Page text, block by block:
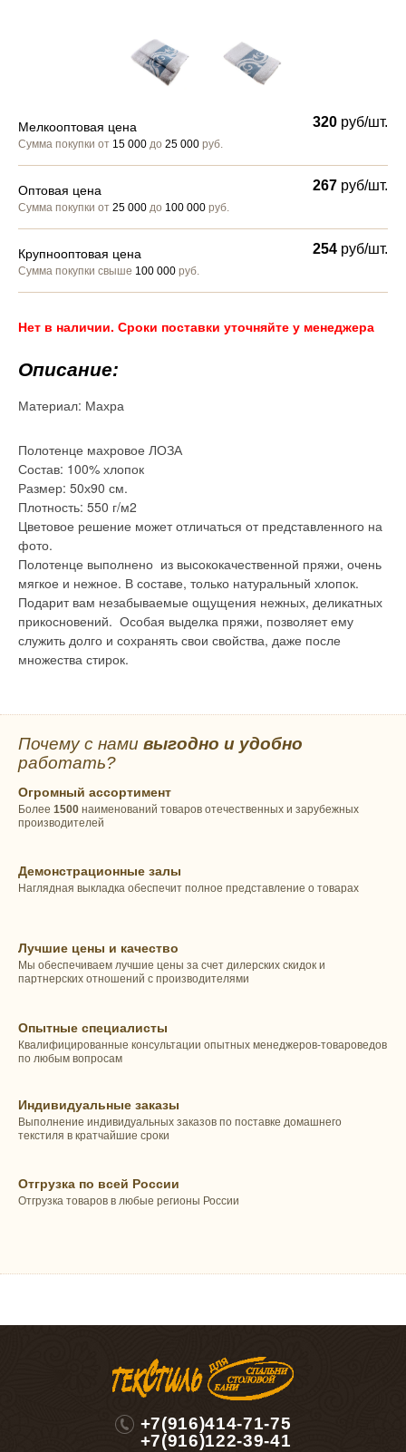
Мелкооптовая цена
Сумма покупки от 15 000 до 25 000 руб.
320 руб/шт.
Оптовая цена
Сумма покупки от 25 000 до 100 000 руб.
267 руб/шт.
Крупнооптовая цена
Сумма покупки свыше 100 000 руб.
254 руб/шт.
Нет в наличии. Сроки поставки уточняйте у менеджера
Описание:
Материал: Махра
Полотенце махровое ЛОЗА
Состав: 100% хлопок
Размер: 50х90 см.
Плотность: 550 г/м2
Цветовое решение может отличаться от представленного на
фото.
Полотенце выполнено из высококачественной пряжи, очень
мягкое и нежное. В составе, только натуральный хлопок.
Подарит вам незабываемые ощущения нежных, деликатных
прикосновений. Особая выделка пряжи, позволяет ему
служить долго и сохранять свои свойства, даже после
множества стирок.
Почему с нами выгодно и удобно
работать?
Огромный ассортимент
Более 1500 наименований товаров отечественных и зарубежных
производителей
Демонстрационные залы
Наглядная выкладка обеспечит полное представление о товарах
Лучшие цены и качество
Мы обеспечиваем лучшие цены за счет дилерских скидок и
партнерских отношений с производителями
Опытные специалисты
Квалифицированные консультации опытных менеджеров-товароведов
по любым вопросам
Индивидуальные заказы
Выполнение индивидуальных заказов по поставке домашнего
текстиля в кратчайшие сроки
Отгрузка по всей России
Отгрузка товаров в любые регионы России
+7(916)414-71-75
+7(916)122-39-41